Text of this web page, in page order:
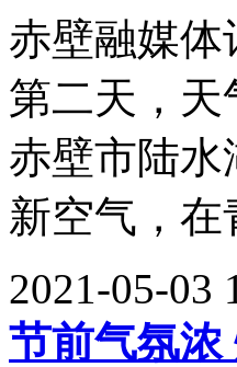
赤壁融媒体
第二天，
赤壁市陆
新空气，在
2021-05-03
节前气氛浓